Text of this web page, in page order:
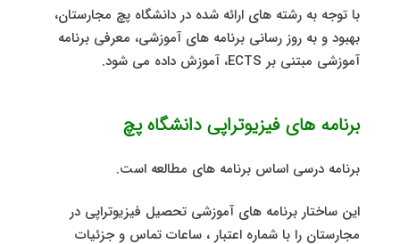
با توجه به رشته های ارائه شده در دانشگاه پچ مجارستان،
بهبود و به روز رسانی برنامه های آموزشی، معرفی برنامه
آموزشی مبتنی بر ECTS، آموزش داده می شود.
برنامه های فیزیوتراپی دانشگاه پچ
برنامه درسی اساس برنامه های مطالعه است.
این ساختار برنامه های آموزشی تحصیل فیزیوتراپی در
مجارستان را با شماره اعتبار ، ساعات تماس و جزئیات